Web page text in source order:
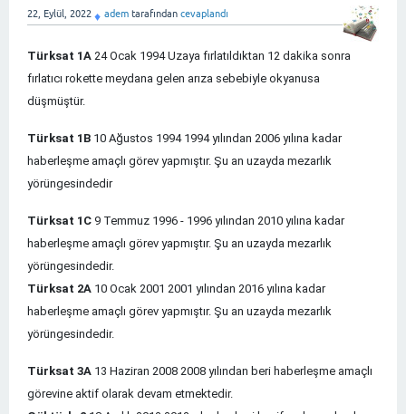
22, Eylül, 2022 ♦ adem tarafından cevaplandı
Türksat 1A 24 Ocak 1994 Uzaya fırlatıldıktan 12 dakika sonra
fırlatıcı rokette meydana gelen arıza sebebiyle okyanusa
düşmüştür.
Türksat 1B 10 Ağustos 1994 1994 yılından 2006 yılına kadar
haberleşme amaçlı görev yapmıştır. Şu an uzayda mezarlık
yörüngesindedir
Türksat 1C 9 Temmuz 1996 - 1996 yılından 2010 yılına kadar
haberleşme amaçlı görev yapmıştır. Şu an uzayda mezarlık
yörüngesindedir.
Türksat 2A 10 Ocak 2001 2001 yılından 2016 yılına kadar
haberleşme amaçlı görev yapmıştır. Şu an uzayda mezarlık
yörüngesindedir.
Türksat 3A 13 Haziran 2008 2008 yılından beri haberleşme amaçlı
görevine aktif olarak devam etmektedir.